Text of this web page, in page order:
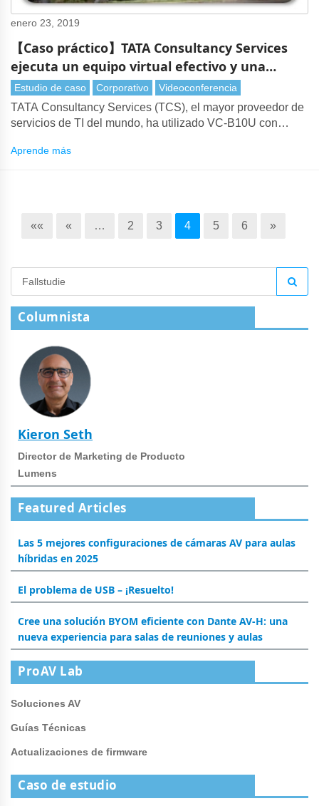
enero 23, 2019
【Caso práctico】TATA Consultancy Services
ejecuta un equipo virtual efectivo y una
reunión remota con Lumens cámara web
Estudio de caso Corporativo Videoconferencia
TATA Consultancy Services (TCS), el mayor proveedor de
servicios de TI del mundo, ha utilizado VC-B10U con
Aprende más
«« « … 2 3 4 5 6 »
Columnista
Kieron Seth
Director de Marketing de Producto
Lumens
Featured Articles
Las 5 mejores configuraciones de cámaras AV para aulas
híbridas en 2025
El problema de USB – ¡Resuelto!
Cree una solución BYOM eficiente con Dante AV-H: una
nueva experiencia para salas de reuniones y aulas
ProAV Lab
Soluciones AV
Guías Técnicas
Actualizaciones de firmware
Caso de estudio